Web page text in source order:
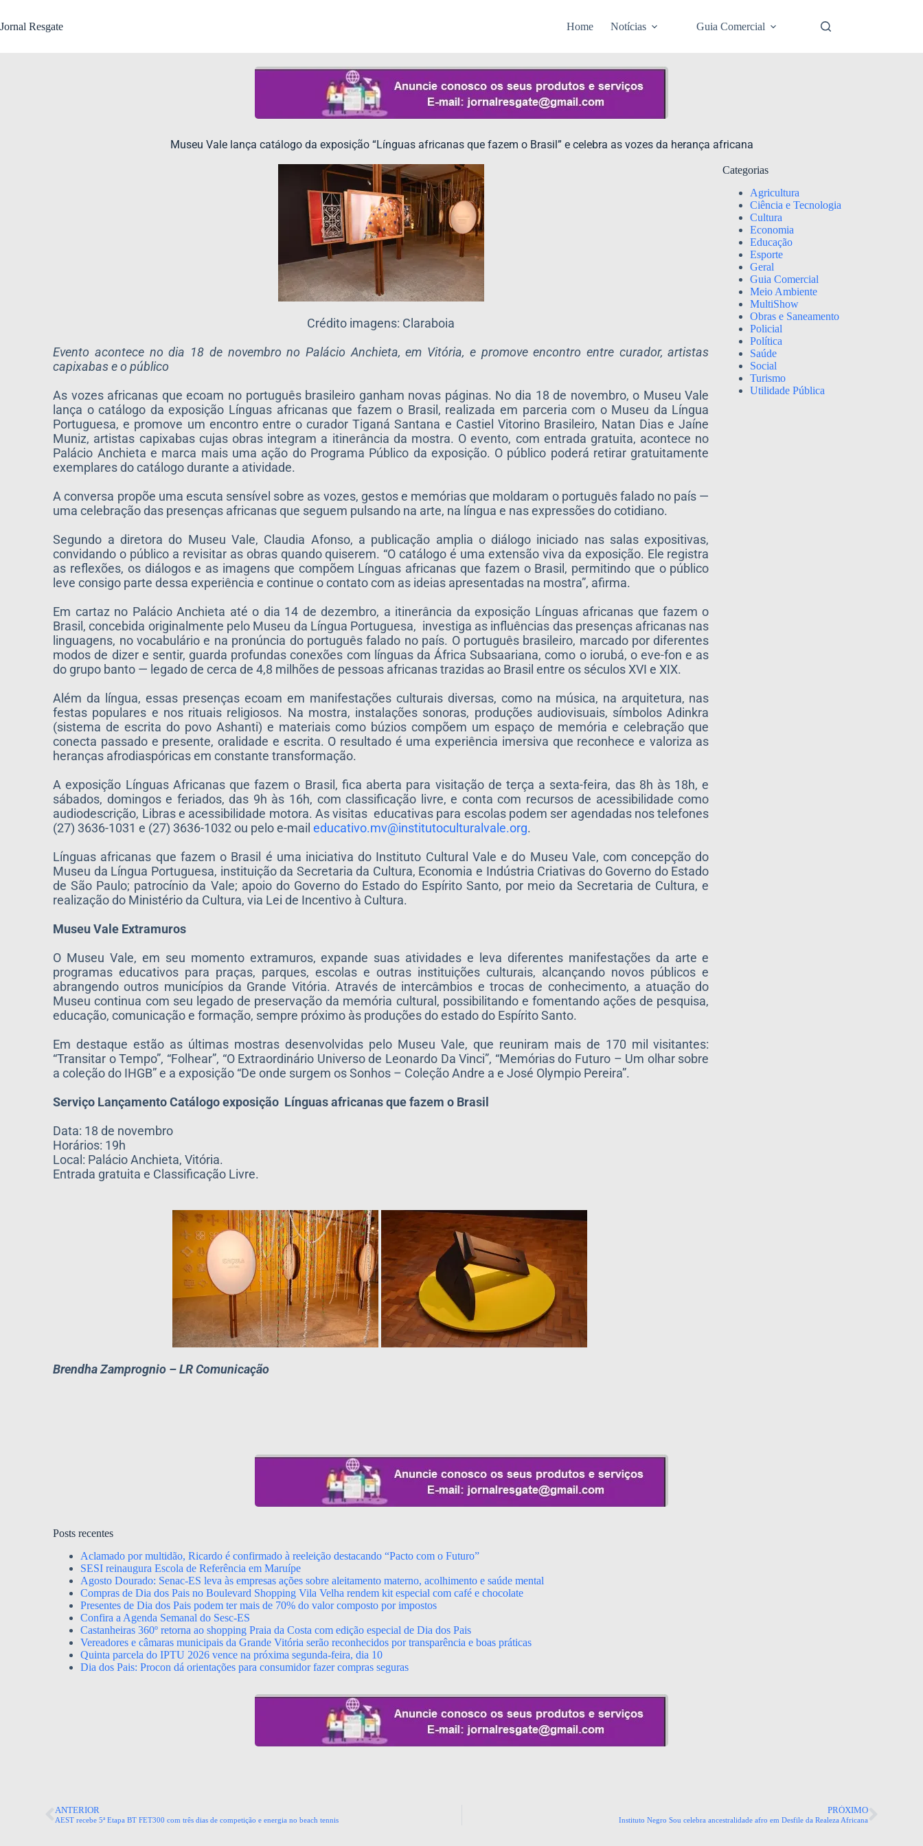
Jornal Resgate Home Notícias Guia Comercial
Museu Vale lança catálogo da exposição “Línguas africanas que fazem o Brasil” e celebra as vozes da herança africana
Crédito imagens: Claraboia
Evento acontece no dia 18 de novembro no Palácio Anchieta, em Vitória, e promove encontro entre curador, artistas
capixabas e o público
As vozes africanas que ecoam no português brasileiro ganham novas páginas. No dia 18 de novembro, o Museu Vale
lança o catálogo da exposição Línguas africanas que fazem o Brasil, realizada em parceria com o Museu da Língua
Portuguesa, e promove um encontro entre o curador Tiganá Santana e Castiel Vitorino Brasileiro, Natan Dias e Jaíne
Muniz, artistas capixabas cujas obras integram a itinerância da mostra. O evento, com entrada gratuita, acontece no
Palácio Anchieta e marca mais uma ação do Programa Público da exposição. O público poderá retirar gratuitamente
exemplares do catálogo durante a atividade.
A conversa propõe uma escuta sensível sobre as vozes, gestos e memórias que moldaram o português falado no país —
uma celebração das presenças africanas que seguem pulsando na arte, na língua e nas expressões do cotidiano.
Segundo a diretora do Museu Vale, Claudia Afonso, a publicação amplia o diálogo iniciado nas salas expositivas,
convidando o público a revisitar as obras quando quiserem. “O catálogo é uma extensão viva da exposição. Ele registra
as reflexões, os diálogos e as imagens que compõem Línguas africanas que fazem o Brasil, permitindo que o público
leve consigo parte dessa experiência e continue o contato com as ideias apresentadas na mostra”, afirma.
Em cartaz no Palácio Anchieta até o dia 14 de dezembro, a itinerância da exposição Línguas africanas que fazem o
Brasil, concebida originalmente pelo Museu da Língua Portuguesa, investiga as influências das presenças africanas nas
linguagens, no vocabulário e na pronúncia do português falado no país. O português brasileiro, marcado por diferentes
modos de dizer e sentir, guarda profundas conexões com línguas da África Subsaariana, como o iorubá, o eve-fon e as
do grupo banto — legado de cerca de 4,8 milhões de pessoas africanas trazidas ao Brasil entre os séculos XVI e XIX.
Além da língua, essas presenças ecoam em manifestações culturais diversas, como na música, na arquitetura, nas
festas populares e nos rituais religiosos. Na mostra, instalações sonoras, produções audiovisuais, símbolos Adinkra
(sistema de escrita do povo Ashanti) e materiais como búzios compõem um espaço de memória e celebração que
conecta passado e presente, oralidade e escrita. O resultado é uma experiência imersiva que reconhece e valoriza as
heranças afrodiaspóricas em constante transformação.
A exposição Línguas Africanas que fazem o Brasil, fica aberta para visitação de terça a sexta-feira, das 8h às 18h, e
sábados, domingos e feriados, das 9h às 16h, com classificação livre, e conta com recursos de acessibilidade como
audiodescrição, Libras e acessibilidade motora. As visitas educativas para escolas podem ser agendadas nos telefones
(27) 3636-1031 e (27) 3636-1032 ou pelo e-maileducativo.mv@institutoculturalvale.org.
Línguas africanas que fazem o Brasil é uma iniciativa do Instituto Cultural Vale e do Museu Vale, com concepção do
Museu da Língua Portuguesa, instituição da Secretaria da Cultura, Economia e Indústria Criativas do Governo do Estado
de São Paulo; patrocínio da Vale; apoio do Governo do Estado do Espírito Santo, por meio da Secretaria de Cultura, e
realização do Ministério da Cultura, via Lei de Incentivo à Cultura.
Museu Vale Extramuros
O Museu Vale, em seu momento extramuros, expande suas atividades e leva diferentes manifestações da arte e
programas educativos para praças, parques, escolas e outras instituições culturais, alcançando novos públicos e
abrangendo outros municípios da Grande Vitória. Através de intercâmbios e trocas de conhecimento, a atuação do
Museu continua com seu legado de preservação da memória cultural, possibilitando e fomentando ações de pesquisa,
educação, comunicação e formação, sempre próximo às produções do estado do Espírito Santo.
Em destaque estão as últimas mostras desenvolvidas pelo Museu Vale, que reuniram mais de 170 mil visitantes:
“Transitar o Tempo”, “Folhear”, “O Extraordinário Universo de Leonardo Da Vinci”, “Memórias do Futuro – Um olhar sobre
a coleção do IHGB” e a exposição “De onde surgem os Sonhos – Coleção Andre a e José Olympio Pereira”.
Serviço Lançamento Catálogo exposição Línguas africanas que fazem o Brasil
Data: 18 de novembro
Horários: 19h
Local: Palácio Anchieta, Vitória.
Entrada gratuita e Classificação Livre.
Brendha Zamprognio – LR Comunicação
Categorias
Agricultura
Ciência e Tecnologia
Cultura
Economia
Educação
Esporte
Geral
Guia Comercial
Meio Ambiente
MultiShow
Obras e Saneamento
Policial
Política
Saúde
Social
Turismo
Utilidade Pública
Posts recentes
Aclamado por multidão, Ricardo é confirmado à reeleição destacando “Pacto com o Futuro”
SESI reinaugura Escola de Referência em Maruípe
Agosto Dourado: Senac-ES leva às empresas ações sobre aleitamento materno, acolhimento e saúde mental
Compras de Dia dos Pais no Boulevard Shopping Vila Velha rendem kit especial com café e chocolate
Presentes de Dia dos Pais podem ter mais de 70% do valor composto por impostos
Confira a Agenda Semanal do Sesc-ES
Castanheiras 360º retorna ao shopping Praia da Costa com edição especial de Dia dos Pais
Vereadores e câmaras municipais da Grande Vitória serão reconhecidos por transparência e boas práticas
Quinta parcela do IPTU 2026 vence na próxima segunda-feira, dia 10
Dia dos Pais: Procon dá orientações para consumidor fazer compras seguras
ANTERIOR
AEST recebe 5ª Etapa BT FET300 com três dias de competição e energia no beach tennis
PRÓXIMO
Instituto Negro Sou celebra ancestralidade afro em Desfile da Realeza Africana